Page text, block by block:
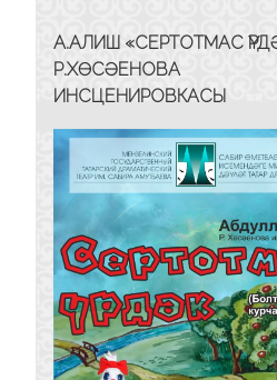
А.АЛИШ «СЕРТОТМАС
Р.ХӨСӘЕНОВА
ИНСЦЕНИРОВКАСЫ